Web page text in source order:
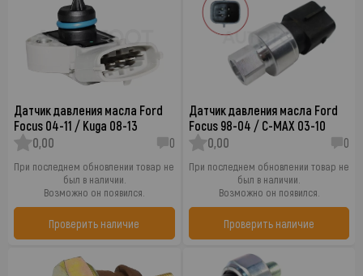
Датчик давления масла Ford
Focus 04-11 / Kuga 08-13
0,00
0
При последнем обновлении товар не
был в наличии.
Возможно он появился.
Проверить наличие
Датчик давления масла Ford
Focus 98-04 / C-MAX 03-10
0,00
0
При последнем обновлении товар не
был в наличии.
Возможно он появился.
Проверить наличие